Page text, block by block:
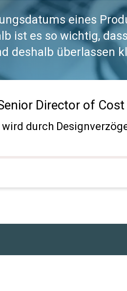
eines
ist es so wichtig,
deshalb überlassen
Director of
durch